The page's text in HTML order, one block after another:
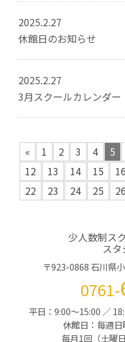
2025.2.27
休館日のお知らせ
2025.2.27
3月スクールカレンダー
« 1 2 3 4 5
12
13 14 15 16
22
23 24 25 26
少人数制ス
ス
〒923-0868 石川県
0761-
平日：9:00～15:00 ／
休館日：毎週
毎月1回（土曜